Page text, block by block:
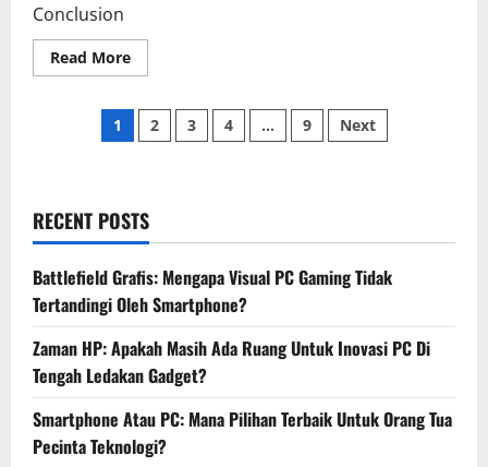
Dari
Conclusion
Read MoreRead
more
Nyaman
Layar
PC
Vs
Smartphone:
Pada
Kesehatan
Fisik
Anda
Paginasi
1 2 3 4 … 9 Next
RECENT POSTS
Battlefield Grafis: Mengapa Visual PC Gaming Tidak
Tertandingi Oleh Smartphone?
Zaman HP: Apakah Masih Ada Ruang Untuk Inovasi PC Di
Tengah Ledakan Gadget?
Smartphone Atau PC: Mana Pilihan Terbaik Untuk Orang Tua
Pecinta Teknologi?